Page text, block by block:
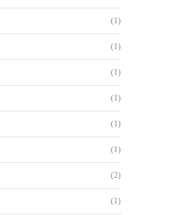
(1)
(1)
(1)
(1)
(1)
(1)
(2)
(1)